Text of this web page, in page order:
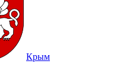
Крым